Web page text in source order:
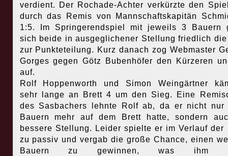
verdient. Der Rochade-Achter verkürzte den
durch das Remis von Mannschaftskapitän
1:5. Im Springerendspiel mit jeweils 3 Bauern
sich beide in ausgeglichener Stellung friedlich
zur Punkteteilung. Kurz danach zog Webmaster
Gorges gegen Götz Bubenhöfer den Kürzeren
auf.
Rolf Hoppenworth und Simon Weingärtner
sehr lange an Brett 4 um den Sieg. Eine
des Sasbachers lehnte Rolf ab, da er nicht nur
Bauern mehr auf dem Brett hatte, sondern
bessere Stellung. Leider spielte er im Verlauf der
zu passiv und vergab die große Chance, einen
Bauern zu gewinnen, was ihm